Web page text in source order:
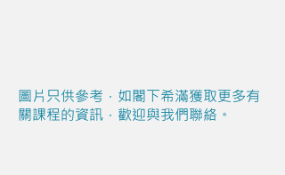
圖片只供參考，如閣下希滿獲取更多有
關課程的資訊，歡迎與我們聯絡。